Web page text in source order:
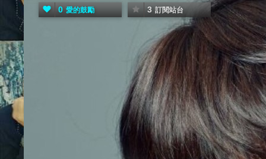
0 愛的鼓勵 3 訂閱站台